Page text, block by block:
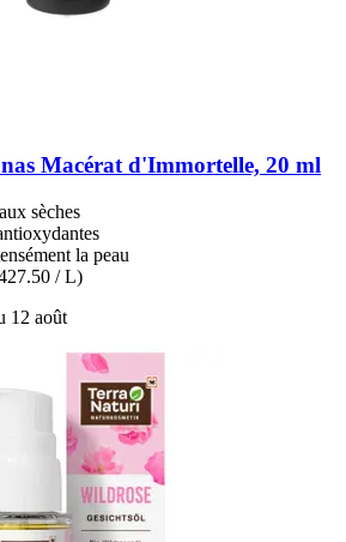
Macérat d'Immortelle, 20 ml
sèches
la peau
/ L)
12 août